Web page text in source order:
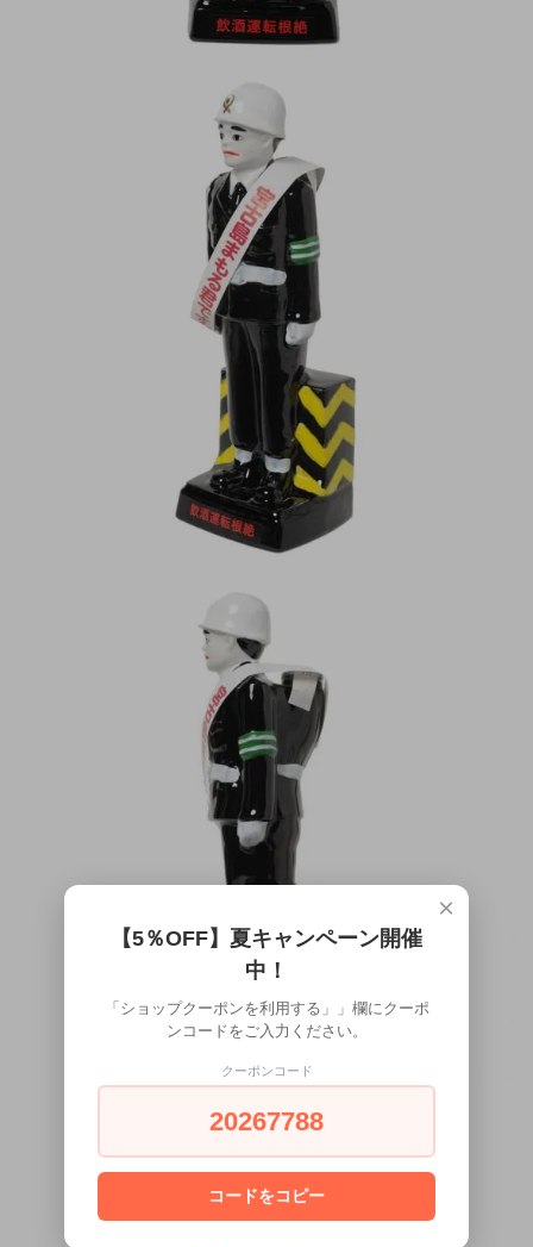
×
【5％OFF】夏キャンペーン開催
中！
「ショップクーポンを利用する」」欄にクーポ
ンコードをご入力ください。
クーポンコード
20267788
コードをコピー